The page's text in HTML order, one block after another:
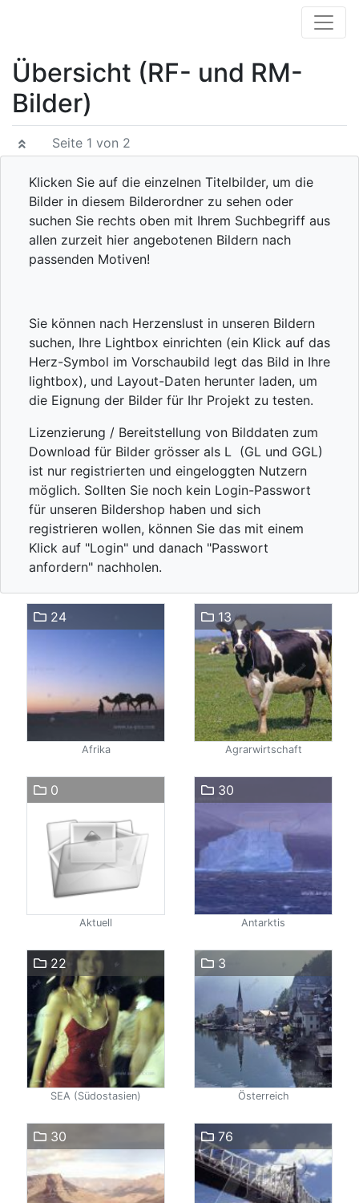
Übersicht (RF- und RM-
Bilder)
Seite 1 von 2
Klicken Sie auf die einzelnen Titelbilder, um die
Bilder in diesem Bilderordner zu sehen oder
suchen Sie rechts oben mit Ihrem Suchbegriff aus
allen zurzeit hier angebotenen Bildern nach
passenden Motiven!
Sie können nach Herzenslust in unseren Bildern
suchen, Ihre Lightbox einrichten (ein Klick auf das
Herz-Symbol im Vorschaubild legt das Bild in Ihre
lightbox), und Layout-Daten herunter laden, um
die Eignung der Bilder für Ihr Projekt zu testen.
Lizenzierung / Bereitstellung von Bilddaten zum
Download für Bilder grösser als L (GL und GGL)
ist nur registrierten und eingeloggten Nutzern
möglich. Sollten Sie noch kein Login-Passwort
für unseren Bildershop haben und sich
registrieren wollen, können Sie das mit einem
Klick auf "Login" und danach "Passwort
anfordern" nachholen.
24
Afrika
13
Agrarwirtschaft
0
Aktuell
30
Antarktis
22
SEA (Südostasien)
3
Österreich
30 76